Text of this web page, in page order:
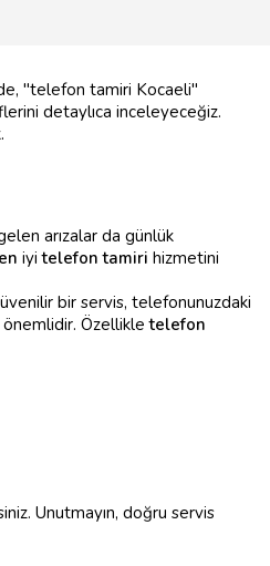
"telefon tamiri Kocaeli"
detaylıca inceleyeceğiz.
arızalar da günlük
iyitelefon tamiri hizmetini
bir servis, telefonunuzdaki
önemlidir. Özellikletelefon
Unutmayın, doğru servis